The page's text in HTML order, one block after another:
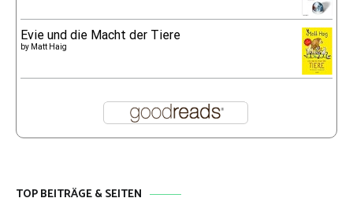
Evie und die Macht der Tiere
by Matt Haig